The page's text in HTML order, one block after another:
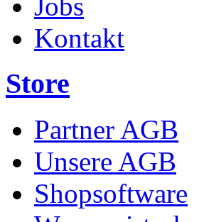
Kontakt
Store
Partner AGB
Unsere AGB
Shopsoftware